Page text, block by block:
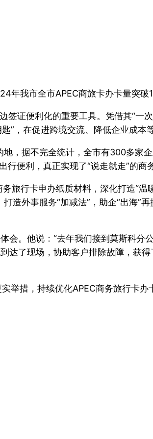
年我市全市APEC商旅卡办卡量突破
便利化的重要工具。凭借其“一次
”，在促进跨境交流、降低企业成本
，据不完全统计，全市有300多家
便利，真正实现了“说走就走”的商
行卡申办纸质材料，深化打造“温
造外事服务“加减法”，助企“出海”
会。他说：“去年我们接到莫斯科分
达了现场，协助客户排除故障，获
举措，持续优化APEC商务旅行卡